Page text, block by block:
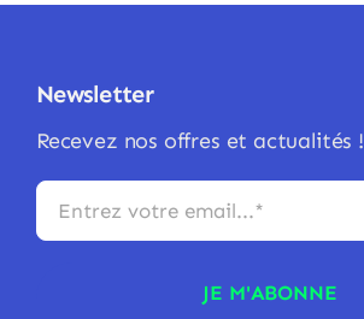
Newsletter
Recevez nos offres et actualités !
JE M'ABONNE